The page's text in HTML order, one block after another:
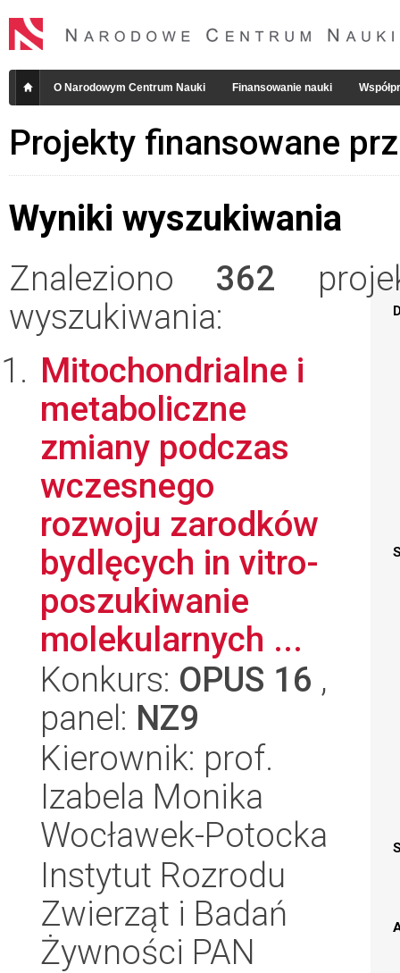
O Narodowym Centrum Nauki Finansowanie nauki
Projekty finansowane
Wyniki wyszukiwania
Znaleziono 362
wyszukiwania:
Mitochondrialne i
metaboliczne
zmiany podczas
wczesnego
rozwoju zarodków
bydlęcych in vitro-
poszukiwanie
molekularnych ...
Konkurs: OPUS 16 ,
panel: NZ9
Kierownik: prof.
Izabela Monika
Wocławek-Potocka
Instytut Rozrodu
Zwierząt i Badań
Żywności PAN